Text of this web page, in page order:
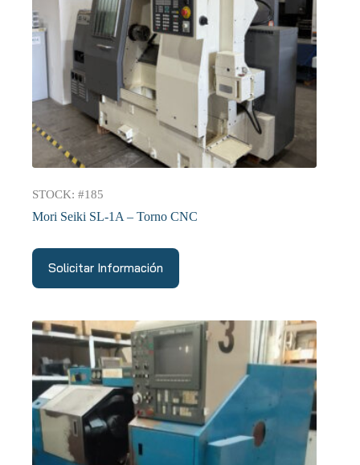
STOCK: #185
Mori Seiki SL-1A – Torno CNC
Solicitar Información